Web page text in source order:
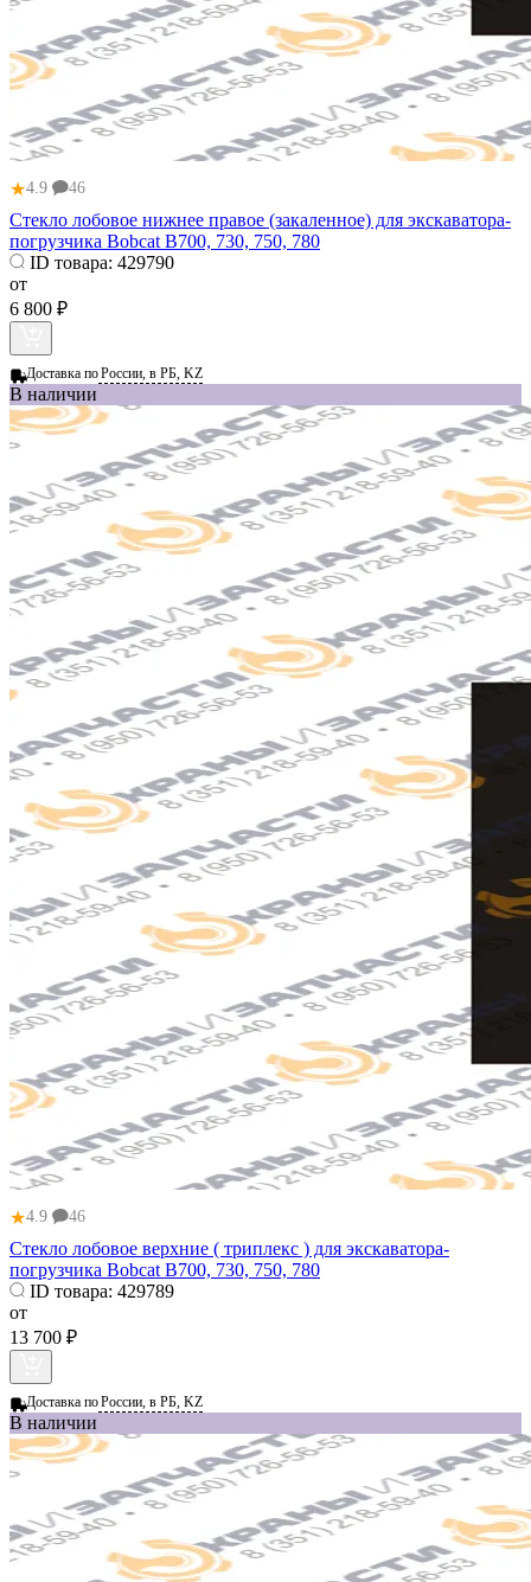
★4.9 46
Стекло лобовое нижнее правое (закаленное) для экскаватора-
погрузчика Bobcat B700, 730, 750, 780
ID товара: 429790
от
6 800 ₽
Доставка поРоссии, в РБ, KZ
В наличии
★4.9 46
Стекло лобовое верхние ( триплекс ) для экскаватора-
погрузчика Bobcat B700, 730, 750, 780
ID товара: 429789
от
13 700 ₽
Доставка поРоссии, в РБ, KZ
В наличии